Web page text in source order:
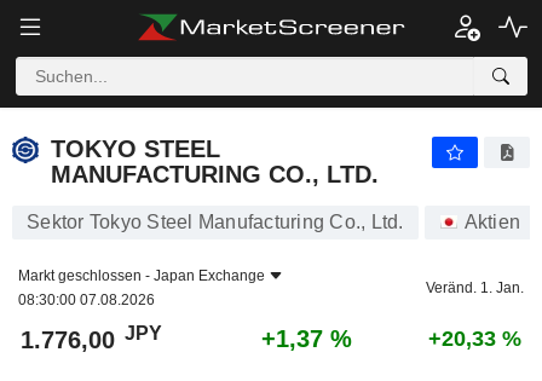
TOKYO STEEL
MANUFACTURING CO., LTD.
Sektor Tokyo Steel Manufacturing Co., Ltd. Aktien
Markt geschlossen - Japan Exchange
08:30:00 07.08.2026
Veränd. 1. Jan.
1.776,00 JPY +1,37 % +20,33 %